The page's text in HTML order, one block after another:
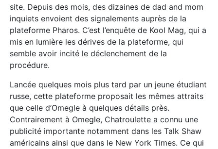
site. Depuis des mois, des dizaines de dad and mom
inquiets envoient des signalements auprès de la
plateforme Pharos. C’est l’enquête de Kool Mag, qui a
mis en lumière les dérives de la plateforme, qui
semble avoir incité le déclenchement de la
procédure.
Lancée quelques mois plus tard par un jeune étudiant
russe, cette plateforme proposait les mêmes attraits
que celle d’Omegle à quelques détails près.
Contrairement à Omegle, Chatroulette a connu une
publicité importante notamment dans les Talk Shaw
américains ainsi que dans le New York Times. Ce qui